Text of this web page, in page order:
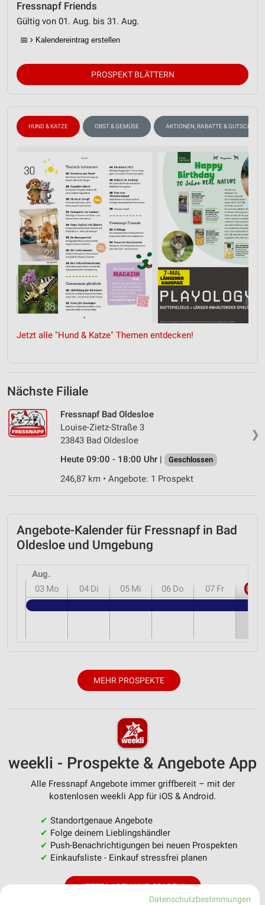
Fressnapf Friends
Gültig von 01. Aug. bis 31. Aug.
📅 Kalendereintrag erstellen
PROSPEKT BLÄTTERN
HUND & KATZE OBST & GEMÜSE AKTIONEN, RABATTE & GUTSCHEINE
Jetzt alle "Hund & Katze" Themen entdecken!
Nächste Filiale
❯
Fressnapf Bad Oldesloe
Louise-Zietz-Straße 3
23843 Bad Oldesloe
Heute 09:00 - 18:00 Uhr |
Geschlossen
246,87 km • Angebote: 1 Prospekt
Angebote-Kalender für Fressnapf in Bad
Oldesloe und Umgebung
Aug.
03 Mo 04 Di 05 Mi 06 Do 07 Fr 08
MEHR PROSPEKTE
weekli - Prospekte & Angebote App
Alle Fressnapf Angebote immer griffbereit – mit der
kostenlosen weekli App für iOS & Android.
✔ Standortgenaue Angebote
✔ Folge deinem Lieblingshändler
✔ Push-Benachrichtigungen bei neuen Prospekten
✔ Einkaufsliste - Einkauf stressfrei planen
JETZT LADEN UND SPAREN!
Datenschutzbestimmungen